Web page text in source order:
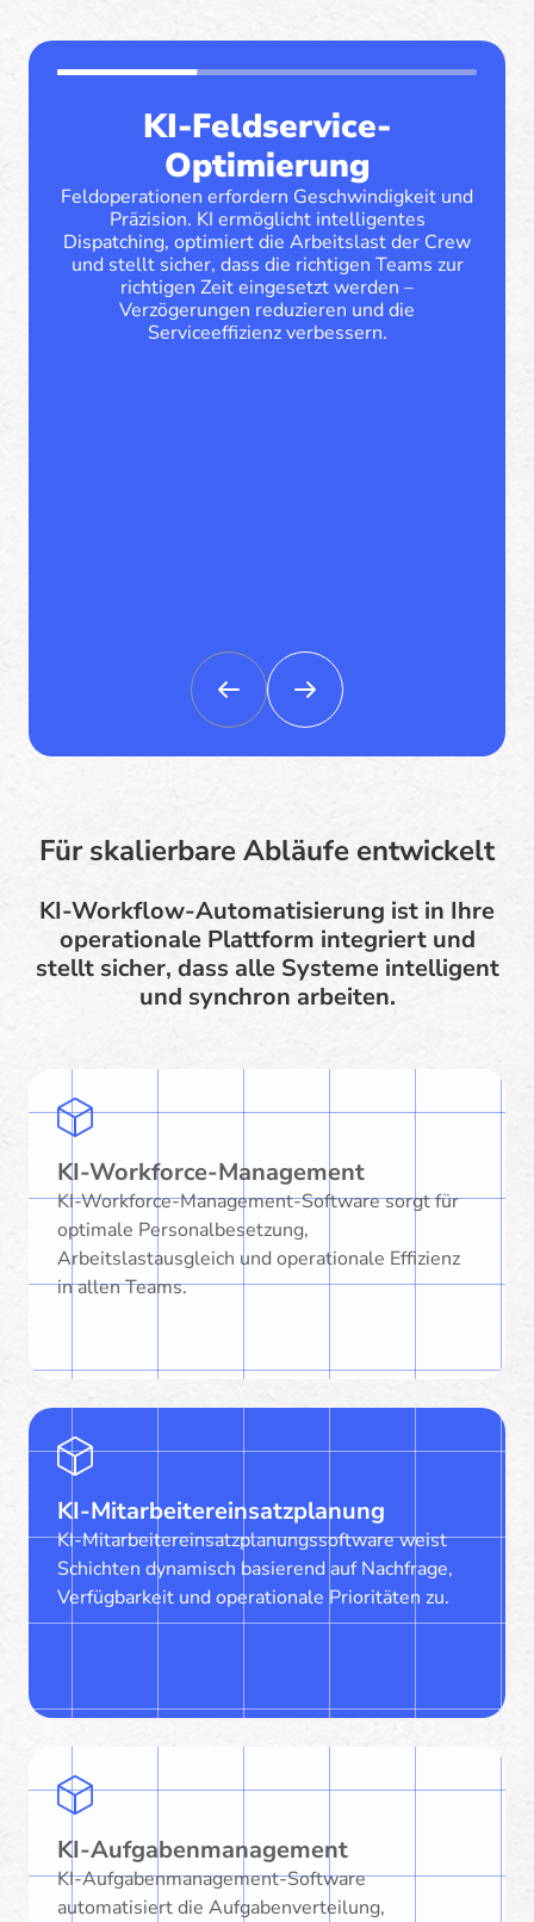
KI-Feldservice-
Optimierung
Feldoperationen erfordern Geschwindigkeit und
Präzision. KI ermöglicht intelligentes
Dispatching, optimiert die Arbeitslast der Crew
und stellt sicher, dass die richtigen Teams zur
richtigen Zeit eingesetzt werden –
Verzögerungen reduzieren und die
Serviceeffizienz verbessern.
Für skalierbare Abläufe entwickelt
KI-Workflow-Automatisierung ist in Ihre
operationale Plattform integriert und
stellt sicher, dass alle Systeme intelligent
und synchron arbeiten.
KI-Workforce-Management
KI-Workforce-Management-Software sorgt für
optimale Personalbesetzung,
Arbeitslastausgleich und operationale Effizienz
in allen Teams.
KI-Mitarbeitereinsatzplanung
KI-Mitarbeitereinsatzplanungssoftware weist
Schichten dynamisch basierend auf Nachfrage,
Verfügbarkeit und operationale Prioritäten zu.
KI-Aufgabenmanagement
KI-Aufgabenmanagement-Software
automatisiert die Aufgabenverteilung,